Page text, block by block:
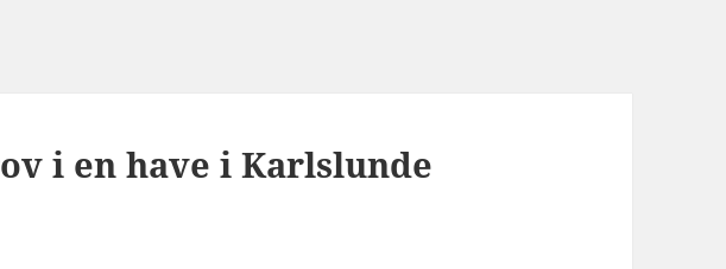
i en have i Karlslunde